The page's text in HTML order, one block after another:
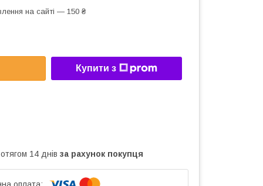
на сайті — 150 ₴
Купити з
14 днів за рахунок покупця